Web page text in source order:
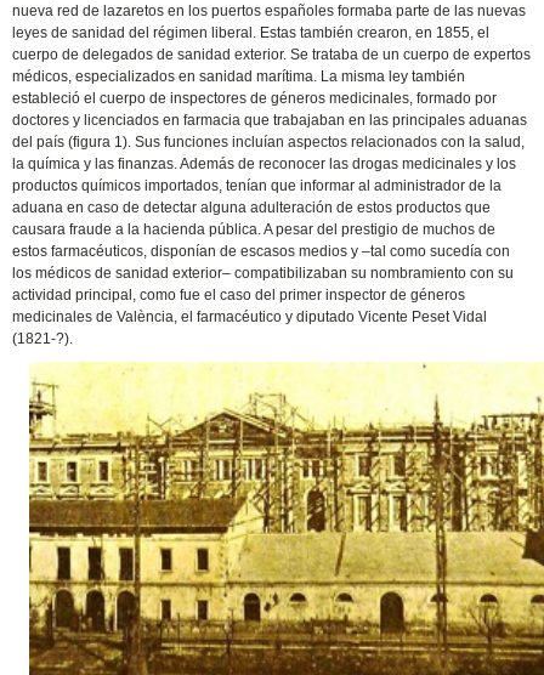
nueva red de lazaretos en los puertos españoles formaba parte de las nuevas
leyes de sanidad del régimen liberal. Estas también crearon, en 1855, el
cuerpo de delegados de sanidad exterior. Se trataba de un cuerpo de expertos
médicos, especializados en sanidad marítima. La misma ley también
estableció el cuerpo de inspectores de géneros medicinales, formado por
doctores y licenciados en farmacia que trabajaban en las principales aduanas
del país (figura 1). Sus funciones incluían aspectos relacionados con la salud,
la química y las finanzas. Además de reconocer las drogas medicinales y los
productos químicos importados, tenían que informar al administrador de la
aduana en caso de detectar alguna adulteración de estos productos que
causara fraude a la hacienda pública. A pesar del prestigio de muchos de
estos farmacéuticos, disponían de escasos medios y –tal como sucedía con
los médicos de sanidad exterior– compatibilizaban su nombramiento con su
actividad principal, como fue el caso del primer inspector de géneros
medicinales de València, el farmacéutico y diputado Vicente Peset Vidal
(1821-?).